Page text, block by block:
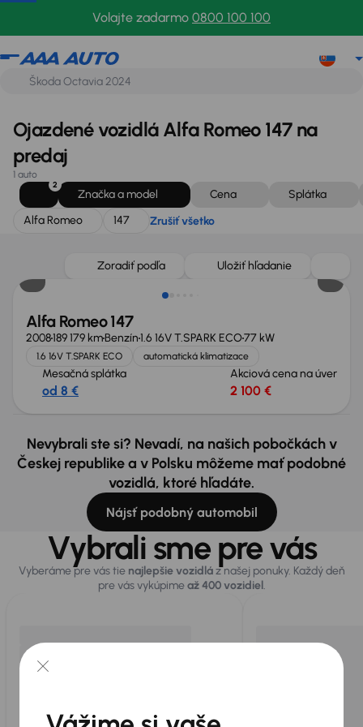
Volajte zadarmo 0800 100 100
Alfa Romeo
Ojazdené vozidlá Alfa Romeo 147 na
predaj
1 auto
2
Značka a model Cena
Splátka
Alfa Romeo
147 Zrušiť všetko
Zoradiť podľa Uložiť hľadanie
Alfa Romeo 147
2008189 179 kmBenzín1.6 16V T.SPARK ECO77 kW
1.6 16V T.SPARK ECO automatická klimatizace
Mesačná splátka
od 8 €
Akciová cena na úver
2 100 €
Nevybrali ste si? Nevadí, na našich pobočkách v
Českej republike a v Polsku môžeme mať podobné
vozidlá, ktoré hľadáte.
Nájsť podobný automobil
Vybrali sme pre vás
Vyberáme pre vás tie najlepšie vozidláz našej ponuky. Každý deň
pre vás vykúpimeaž 400 vozidiel.